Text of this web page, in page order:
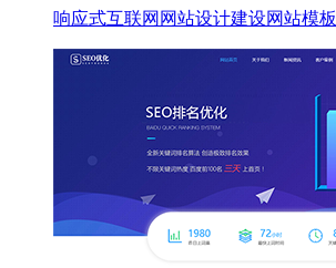
响应式互联网网站设计建设网站模板